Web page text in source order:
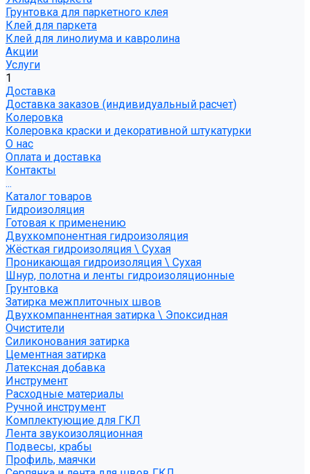
Грунтовка для паркетного клея
Клей для паркета
Клей для линолиума и кавролина
Акции
Услуги
1
Доставка
Доставка заказов (индивидуальный расчет)
Колеровка
Колеровка краски и декоративной штукатурки
О нас
Оплата и доставка
Контакты
...
Каталог товаров
Гидроизоляция
Готовая к применению
Двухкомпонентная гидроизоляция
Жёсткая гидроизоляция \ Сухая
Проникающая гидроизоляция \ Сухая
Шнур, полотна и ленты гидроизоляционные
Грунтовка
Затирка межплиточных швов
Двухкомпаннентная затирка \ Эпоксидная
Очистители
Силиконования затирка
Цементная затирка
Латексная добавка
Инструмент
Расходные материалы
Ручной инструмент
Комплектующие для ГКЛ
Лента звукоизоляционная
Подвесы, крабы
Профиль, маячки